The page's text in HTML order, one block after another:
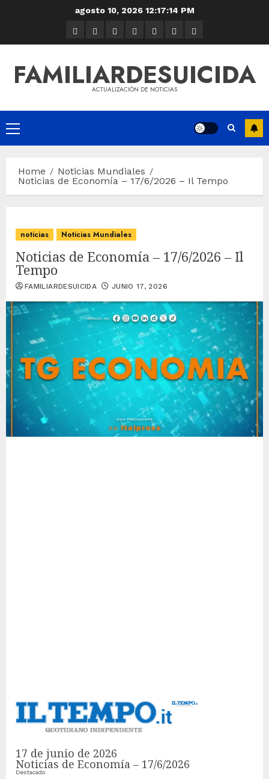
agosto 10, 202612:17:15 PM
FAMILIARDESUICIDA
ACTUALIZACIÓN DE NOTICIAS
Home
Noticias Mundiales
Noticias de Economía – 17/6/2026 – Il Tempo
noticias Noticias Mundiales
Noticias de Economía – 17/6/2026 – Il
Tempo
FAMILIARDESUICIDA JUNIO 17, 2026
17 de junio de 2026
Noticias de Economía – 17/6/2026
Destacado